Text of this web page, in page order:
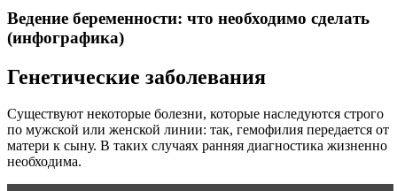
Ведение беременности: что необходимо сделать
(инфографика)
Генетические заболевания
Существуют некоторые болезни, которые наследуются строго
по мужской или женской линии: так, гемофилия передается от
матери к сыну. В таких случаях ранняя диагностика жизненно
необходима.